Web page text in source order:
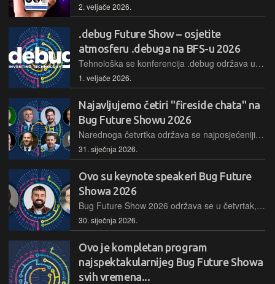
2. veljače 2026.
.debug Future Show – osjetite
atmosferu .debuga na BFS-u 2026
Tehnološka se konferencija .debug održava u lipnju, no onima željnih "teških" tema iz rovova industrije Bug Future Show besplatno donosi nekoliko zanimljivih predavanja, kakva tamo prevladavaju
1. veljače 2026.
Najavljujemo četiri "fireside chata" na
Bug Future Showu 2026
Narednoga četvrtka održava se najposjećeniji domaći tehnološki događaj, Bug Future Show, a ove godine donosimo čak četiri poslastice u obliku iznimno popularnih intervjua jedan-na-jedan
31. siječnja 2026.
Ovo su keynote speakeri Bug Future
Showa 2026
Bug Future Show 2026 održava se u četvrtak, 5. veljače 2026. u Mozaik Event Centru u Zagrebu, a danas vam otkrivamo detalje triju keynote predavanja koja će, ne sumnjamo, napuniti glavnu dvoranu
30. siječnja 2026.
Ovo je kompletan program
najspektakularnijeg Bug Future Showa
svih vremena...